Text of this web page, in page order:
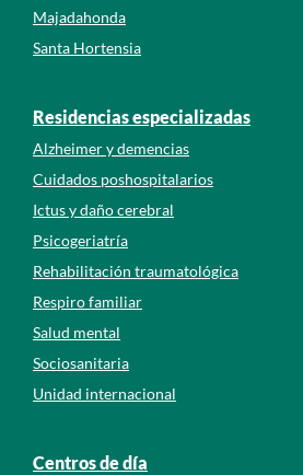
Majadahonda
Santa Hortensia
Residencias especializadas
Alzheimer y demencias
Cuidados poshospitalarios
Ictus y daño cerebral
Psicogeriatría
Rehabilitación traumatológica
Respiro familiar
Salud mental
Sociosanitaria
Unidad internacional
Centros de día